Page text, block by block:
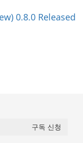
0.8.0 Released